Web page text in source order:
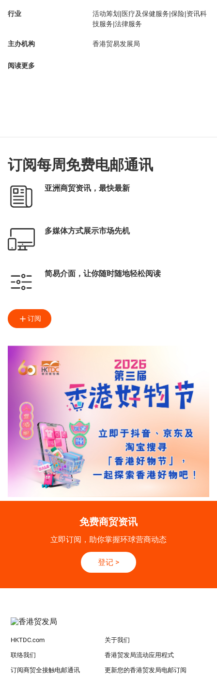
行业
活动筹划|医疗及保健服务|保险|资讯科
技服务|法律服务
主办机构 香港贸易发展局
阅读更多
订阅每周免费电邮通讯
亚洲商贸资讯，最快最新
多媒体方式展示市场先机
简易介面，让你随时随地轻松阅读
订阅
免费商贸资讯
立即订阅，助你掌握环球营商动态
登记 >
HKTDC.com 关于我们
联络我们 香港贸发局流动应用程式
订阅商贸全接触电邮通讯 更新您的香港贸发局电邮订阅